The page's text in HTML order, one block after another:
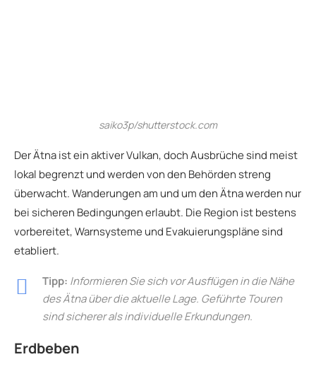
saiko3p/shutterstock.com
Der Ätna ist ein aktiver Vulkan, doch Ausbrüche sind meist
lokal begrenzt und werden von den Behörden streng
überwacht. Wanderungen am und um den Ätna werden nur
bei sicheren Bedingungen erlaubt. Die Region ist bestens
vorbereitet, Warnsysteme und Evakuierungspläne sind
etabliert.
Tipp: Informieren Sie sich vor Ausflügen in die Nähe
des Ätna über die aktuelle Lage. Geführte Touren
sind sicherer als individuelle Erkundungen.
Erdbeben